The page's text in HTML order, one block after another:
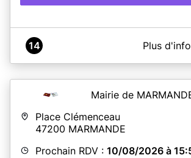
A propos de MAIRIE DE LA REOLE
En savoir plus
14 Plus
Mairie de
Place Clémenceau
47200 MARMANDE
Prochain RDV : 10/08/2026 à